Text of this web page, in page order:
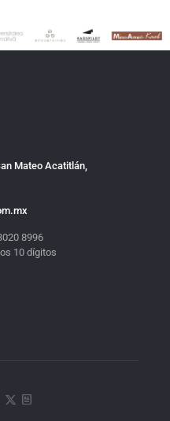
Mateo Acatitlán,
8996
10 dígitos